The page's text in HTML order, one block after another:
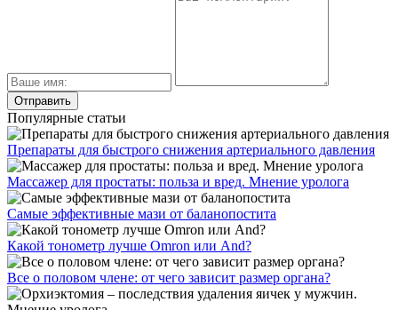
Популярные статьи
Препараты для быстрого снижения артериального давления
Массажер для простаты: польза и вред. Мнение уролога
Самые эффективные мази от баланопостита
Какой тонометр лучше Omron или And?
Все о половом члене: от чего зависит размер органа?